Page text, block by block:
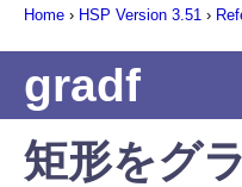
Home › HSP Version 3.51 ›
gradf
矩形をグ